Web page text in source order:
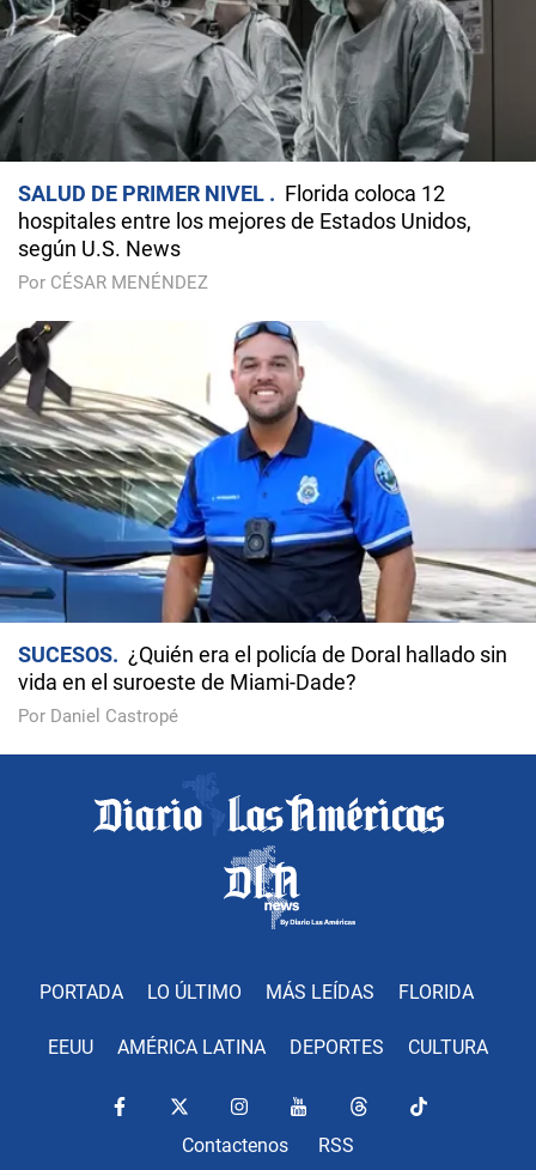
SALUD DE PRIMER NIVEL
Florida coloca 12
hospitales entre los mejores de Estados Unidos,
según U.S. News
Por CÉSAR MENÉNDEZ
SUCESOS
¿Quién era el policía de Doral hallado sin
vida en el suroeste de Miami-Dade?
Por Daniel Castropé
PORTADA LO ÚLTIMO MÁS LEÍDAS FLORIDA
EEUU AMÉRICA LATINA DEPORTES CULTURA
Contactenos RSS